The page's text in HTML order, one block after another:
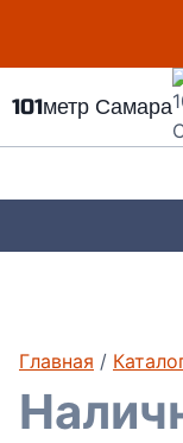
содержимому
101метр Самара
Главная /